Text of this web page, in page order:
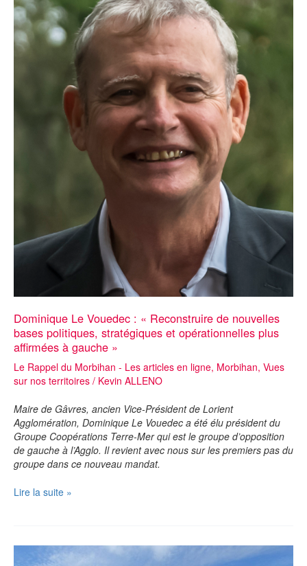
Dominique Le Vouedec : « Reconstruire de nouvelles
bases politiques, stratégiques et opérationnelles plus
affirmées à gauche »
Le Rappel du Morbihan - Les articles en ligne, Morbihan, Vues
sur nos territoires / Kevin ALLENO
Maire de Gâvres, ancien Vice-Président de Lorient
Agglomération, Dominique Le Vouedec a été élu président du
Groupe Coopérations Terre-Mer qui est le groupe d’opposition
de gauche à l’Agglo. Il revient avec nous sur les premiers pas du
groupe dans ce nouveau mandat.
Dominique
« Reconstruire
Lire la suite »